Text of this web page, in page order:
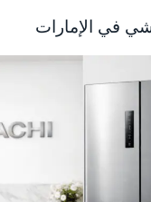
في الإمارات